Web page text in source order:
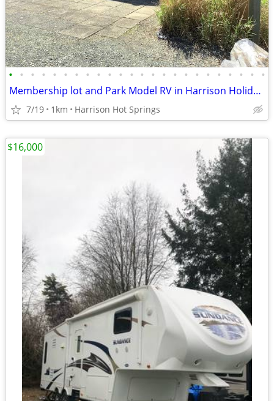
• • • • • • • • • • • • • • • • • • • • • • • •
Membership lot and Park Model RV in Harrison Holiday Park.
7/19 1km Harrison Hot Springs
$16,000